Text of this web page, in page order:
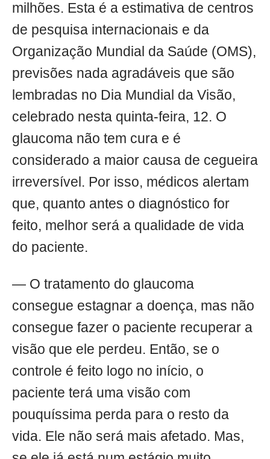
milhões. Esta é a estimativa de centros
de pesquisa internacionais e da
Organização Mundial da Saúde (OMS),
previsões nada agradáveis que são
lembradas no Dia Mundial da Visão,
celebrado nesta quinta-feira, 12. O
glaucoma não tem cura e é
considerado a maior causa de cegueira
irreversível. Por isso, médicos alertam
que, quanto antes o diagnóstico for
feito, melhor será a qualidade de vida
do paciente.
— O tratamento do glaucoma
consegue estagnar a doença, mas não
consegue fazer o paciente recuperar a
visão que ele perdeu. Então, se o
controle é feito logo no início, o
paciente terá uma visão com
pouquíssima perda para o resto da
vida. Ele não será mais afetado. Mas,